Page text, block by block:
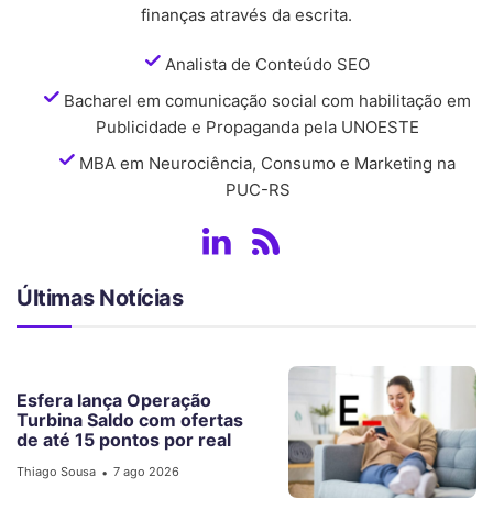
finanças através da escrita.
Analista de Conteúdo SEO
Bacharel em comunicação social com habilitação em
Publicidade e Propaganda pela UNOESTE
MBA em Neurociência, Consumo e Marketing na
PUC-RS
Últimas Notícias
Esfera lança Operação
Turbina Saldo com ofertas
de até 15 pontos por real
Thiago Sousa • 7 ago 2026